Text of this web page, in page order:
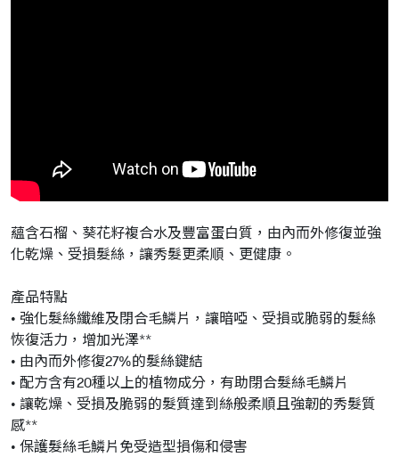
蘊含石榴、葵花籽複合水及豐富蛋白質，由內而外修復並強
化乾燥、受損髮絲，讓秀髮更柔順、更健康。
產品特點
• 強化髮絲纖維及閉合毛鱗片，讓暗啞、受損或脆弱的髮絲
恢復活力，增加光澤**
• 由內而外修復27%的髮絲鍵結
• 配方含有20種以上的植物成分，有助閉合髮絲毛鱗片
• 讓乾燥、受損及脆弱的髮質達到絲般柔順且強韌的秀髮質
感**
• 保護髮絲毛鱗片免受造型損傷和侵害